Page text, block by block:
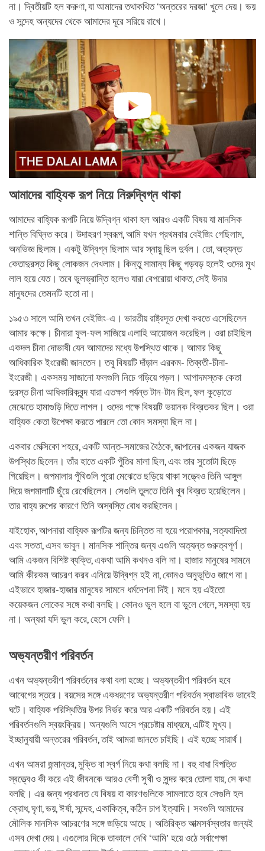
না। দ্বিতীয়টি হল করুণা, যা আমাদের তথাকথিত ‘অন্তরের দরজা’ খুলে দেয়। ভয়
ও সন্দেহ অন্যদের থেকে আমাদের দূরে সরিয়ে রাখে।
আমাদের বাহ্যিক রূপ নিয়ে নিরুদ্বিগ্ন থাকা
আমাদের বাহ্যিক রূপটি নিয়ে উদ্বিগ্ন থাকা হল আরও একটি বিষয় যা মানসিক
শান্তি বিঘ্নিত করে। উদাহরণ স্বরূপ, আমি যখন প্রথমবার বেইজিং গেছিলাম,
অনভিজ্ঞ ছিলাম। একটু উদ্বিগ্ন ছিলাম আর স্নায়ু ছিল দুর্বল। তো, অত্যন্ত
কেতাদুরস্ত কিছু লোকজন দেখলাম। কিন্তু সামান্য কিছু গড়বড় হলেই ওদের মুখ
লাল হয়ে যেত। তবে ভুলভ্রান্তি হলেও যারা বেপরোয়া থাকত, সেই উদার
মানুষদের তেমনটি হতো না।
১৯৫৩ সালে আমি তখন বেইজিং-এ। ভারতীয় রাষ্ট্রদূত দেখা করতে এসেছিলেন
আমার কক্ষে। চীনারা ফুল-ফল সাজিয়ে এলাহি আয়োজন করেছিল। ওরা চাইছিল
একদল চীনা দোভাষী যেন আমাদের মধ্যে উপস্থিত থাকে। আমার কিছু
আধিকারিক ইংরেজী জানতেন। তবু বিষয়টি দাঁড়াল এরকম- তিব্বতী-চীনা-
ইংরেজী। একসময় সাজানো ফলগুলি নিচে গড়িয়ে পড়ল। আপাদমস্তক কেতা
দুরস্ত চীনা আধিকারিকবৃন্দ যারা এতক্ষণ পর্যন্ত টান-টান ছিল, ফল কুড়োতে
মেঝেতে হামাগুড়ি দিতে লাগল। ওদের পক্ষে বিষয়টি ভয়ানক বিব্রতকর ছিল। ওরা
বাহ্যিক কেতা উপেক্ষা করতে পারলে তো কোন সমস্যা ছিল না।
একবার মেক্সিকো শহরে, একটি আন্ত-সমাজের বৈঠকে, জাপানের একজন যাজক
উপস্থিত ছিলেন। তাঁর হাতে একটি পুঁতির মালা ছিল, এবং তার সুতোটা ছিড়ে
গিয়েছিল। জপমালার পুঁথিগুলি পুরো মেঝেতে ছড়িয়ে থাকা সত্ত্বেও তিনি আঙ্গুল
দিয়ে জপমালাটি ছুঁয়ে রেখেছিলেন। সেগুলি তুলতে তিনি খুব বিব্রত হয়েছিলেন।
তার বাহ্য রুপের কারণে তিনি অস্বস্তি বোধ করছিলেন।
যাইহোক, আপনারা বাহ্যিক রূপটির জন্য চিন্তিত না হয়ে পরোপকার, সত্যবাদিতা
এবং সততা, এসব ভাবুন। মানসিক শান্তির জন্য এগুলি অত্যন্ত গুরুত্বপূর্ণ।
আমি একজন বিশিষ্ট ব্যক্তি, একথা আমি কখনও বলি না। হাজার মানুষের সামনে
আমি কীরকম আচরণ করব এনিয়ে উদ্বিগ্ন হই না, কোনও অনুভূতিও জাগে না।
এইভাবে হাজার-হাজার মানুষের সামনে ধর্মদেশনা দিই। মনে হয় এইতো
কয়েকজন লোকের সঙ্গে কথা বলছি। কোনও ভুল হলে বা ভুলে গেলে, সমস্যা হয়
না। অন্যরা যদি ভুল করে, হেসে ফেলি।
অভ্যন্তরীণ পরিবর্তন
এখন অভ্যন্তরীণ পরিবর্তনের কথা বলা হচ্ছে। অভ্যন্তরীণ পরিবর্তন হবে
আবেগের স্তরে। বয়সের সঙ্গে একধরণের অভ্যন্তরীণ পরিবর্তন স্বাভাবিক ভাবেই
ঘটে। বাহ্যিক পরিস্থিতির উপর নির্ভর করে আর একটি পরিবর্তন হয়। এই
পরিবর্তনগুলি স্বয়ংক্রিয়। অন্যগুলি আসে প্রচেষ্টার মাধ্যমে, এটিই মুখ্য।
ইচ্ছানুযায়ী অন্তরের পরিবর্তন, তাই আমরা জানতে চাইছি। এই হচ্ছে সারার্থ।
এখন আমরা জন্মান্তর, মুক্তি বা স্বর্গ নিয়ে কথা বলছি না। বহু বাধা বিপত্তি
স্বত্ত্বেও কী করে এই জীবনকে আরও বেশী সুখী ও সুন্দর করে তোলা যায়, সে কথা
বলছি। এর জন্য প্রধানত যে বিষয় বা কারণগুলিকে সামলাতে হবে সেগুলি হল
ক্রোধ, ঘৃণা, ভয়, ঈর্ষা, সন্দেহ, একাকিত্ব, কঠিন চাপ ইত্যাদি। সবগুলি আমাদের
মৌলিক মানসিক আচরণের সঙ্গে জড়িয়ে আছে। অতিরিক্ত আত্মসর্বস্বতার জন্যই
এসব দেখা দেয়। এগুলোর দিকে তাকালে দেখি ‘আমি’ হয়ে ওঠে সর্বাপেক্ষা